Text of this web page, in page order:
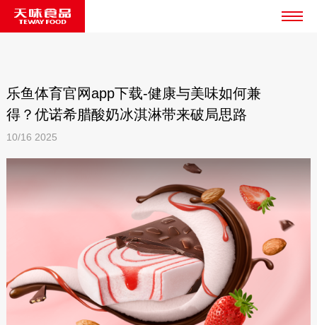
乐鱼体育官网app下载-健康与美味如何兼
得？优诺希腊酸奶冰淇淋带来破局思路
10/16 2025